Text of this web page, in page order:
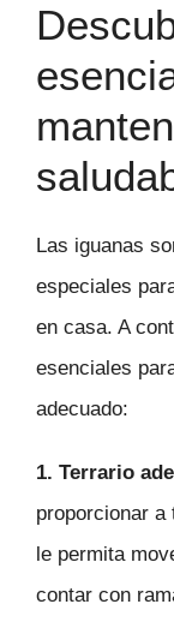
Las iguanas
especiales
en casa. A
esenciales
adecuado:
1. Terrario
proporcionar a
le permita
contar con